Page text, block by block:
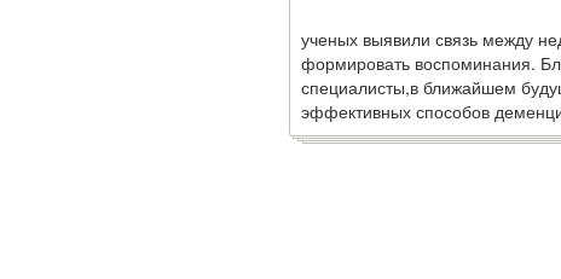
ученых выявили связь между
формировать воспоминания.
специалисты,в ближайшем
эффективных способов